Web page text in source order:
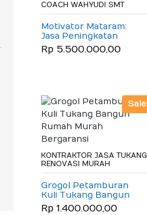
COACH WAHYUDI SMT
Motivator Mataram:
Jasa Peningkatan
Kinerja Pegawai No. 1 di
Mataram
Rp 5.500.000,00
Sale
KONTRAKTOR JASA TUKANG
RENOVASI MURAH
Grogol Petamburan
Kuli Tukang Bangun
Rumah Murah
Rp 1.400.000,00